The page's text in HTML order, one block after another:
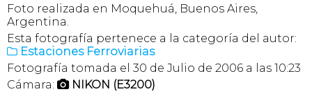
Foto realizada en Moquehuá, Buenos Aires,
Argentina.
Esta fotografía pertenece a la categoría del autor:
 Estaciones Ferroviarias
Fotografía tomada el 30 de Julio de 2006 a las 10:23
Cámara:  NIKON (E3200)